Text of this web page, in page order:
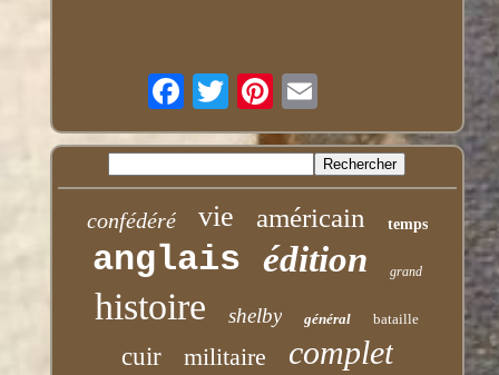
confédéré vie américain temps
anglais édition grand
histoire shelby général bataille
cuir militaire complet